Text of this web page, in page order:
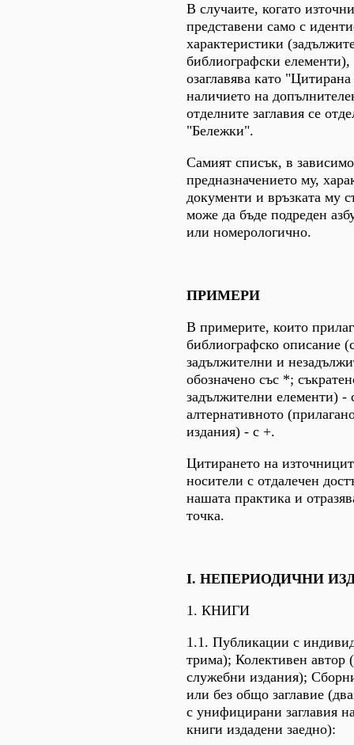
В случаите, когато
представени само с
характеристики
библиографски елементи),
озаглавява като
наличието на
отделните заглавия се
"Бележки".
Самият списък, в
предназначението му,
документи и връзката му
може да бъде подреден
или номерологично.
ПРИМЕРИ
В примерите, които
библиографско описание
задължителни и
обозначено със *;
задължителни елементи) -
алтернативното
издания) - с +.
Цитирането на
носители с отдалечен
нашата практика и
точка.
I. НЕПЕРИОДИЧНИ
1. КНИГИ
1.1. Публикации с
трима); Колективен
служебни издания);
или без общо заглавие
с унифицирани заглавия
книги издадени заедно):